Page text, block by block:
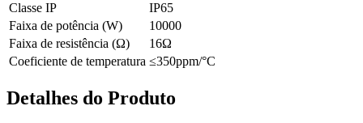
Classe IP
IP65
Faixa de potência (W)
10000
Faixa de resistência (Ω)
16Ω
Coeficiente de temperatura ≤350ppm/°C
Detalhes do Produto